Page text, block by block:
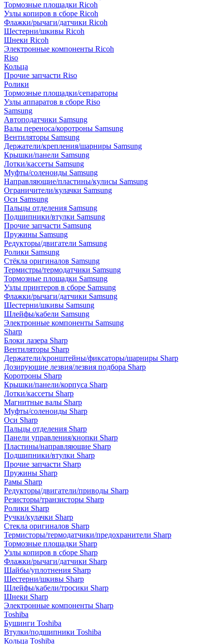
Тормозные площадки Ricoh
Узлы копиров в сборе Ricoh
Флажки/рычаги/датчики Ricoh
Шестерни/шкивы Ricoh
Шнеки Ricoh
Электронные компоненты Ricoh
Riso
Кольца
Прочие запчасти Riso
Ролики
Тормозные площадки/сепараторы
Узлы аппаратов в сборе Riso
Samsung
Автоподатчики Samsung
Валы переноса/коротроны Samsung
Вентиляторы Samsung
Держатели/крепления/шарниры Samsung
Крышки/панели Samsung
Лотки/кассеты Samsung
Муфты/соленоиды Samsung
Направляющие/пластины/кулисы Samsung
Ограничители/кулачки Samsung
Оси Samsung
Пальцы отделения Samsung
Подшипники/втулки Samsung
Прочие запчасти Samsung
Пружины Samsung
Редукторы/двигатели Samsung
Ролики Samsung
Стёкла оригиналов Samsung
Термистры/термодатчики Samsung
Тормозные площадки Samsung
Узлы принтеров в сборе Samsung
Флажки/рычаги/датчики Samsung
Шестерни/шкивы Samsung
Шлейфы/кабели Samsung
Электронные компоненты Samsung
Sharp
Блоки лазера Sharp
Вентиляторы Sharp
Держатели/кронштейны/фиксаторы/шарниры Sharp
Дозирующие лезвия/лезвия подбора Sharp
Коротроны Sharp
Крышки/панели/корпуса Sharp
Лотки/кассеты Sharp
Магнитные валы Sharp
Муфты/соленоиды Sharp
Оси Sharp
Пальцы отделения Sharp
Панели управления/кнопки Sharp
Пластины/направляющие Sharp
Подшипники/втулки Sharp
Прочие запчасти Sharp
Пружины Sharp
Рамы Sharp
Редукторы/двигатели/приводы Sharp
Резисторы/транзисторы Sharp
Ролики Sharp
Ручки/кулачки Sharp
Стекла оригиналов Sharp
Термисторы/термодатчики/предохранители Sharp
Тормозные площадки Sharp
Узлы копиров в сборе Sharp
Флажки/рычаги/датчики Sharp
Шайбы/уплотнения Sharp
Шестерни/шкивы Sharp
Шлейфы/кабели/тросики Sharp
Шнеки Sharp
Электронные компоненты Sharp
Toshiba
Бушинги Toshiba
Втулки/подшипники Toshiba
Кольца Toshiba